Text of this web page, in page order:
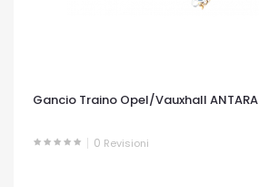
Gancio Traino Opel/Vauxhall ANTARA
0 Revisioni
OCCHIATA VELOCE